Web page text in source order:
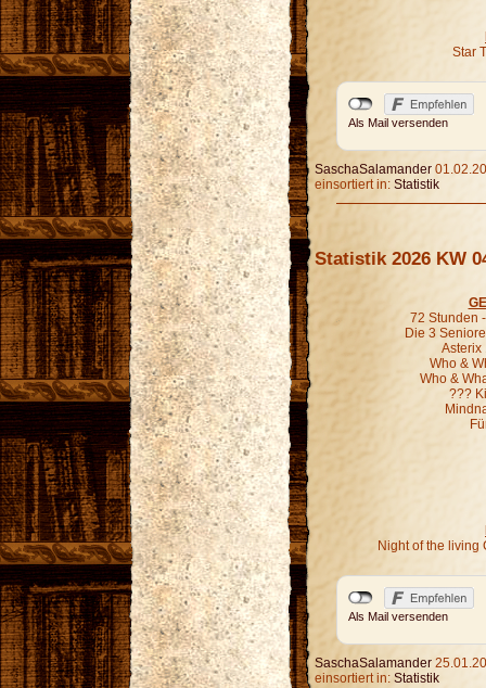
Star
Als Mail versenden
SaschaSalamander
einsortiert in: Statistik
Statistik 2026 KW
72 Stunden
Die 3
Asterix
Who &
Who &
???
Night of the living
Als Mail versenden
SaschaSalamander
einsortiert in: Statistik